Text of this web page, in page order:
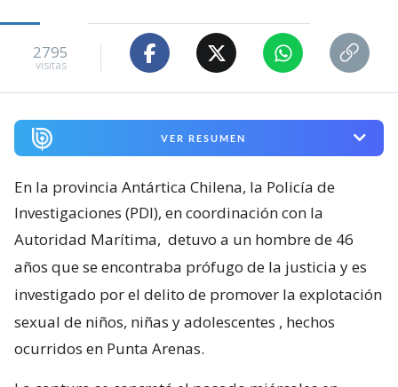
2795
visitas
VER RESUMEN
En la provincia Antártica Chilena, la Policía de
Investigaciones (PDI), en coordinación con la
Autoridad Marítima, detuvo a un hombre de 46
años que se encontraba prófugo de la justicia y es
investigado por el delito de promover la explotación
sexual de niños, niñas y adolescentes , hechos
ocurridos en Punta Arenas.